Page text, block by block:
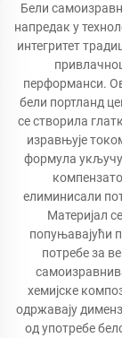
Бели
напредак у
интегритет
перформанси.
бели портланд
се створила
изравњује
формула
елиминисали
Материјал
попуњавајући
потребе за
хемијске
одржавају
од употребе